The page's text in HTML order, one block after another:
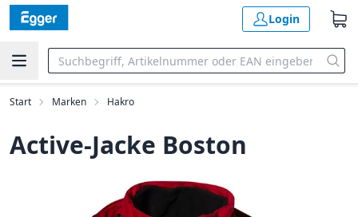
Login
Start Marken Hakro
Active-Jacke Boston